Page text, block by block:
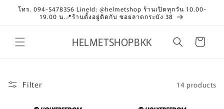
Skip to
content
โทร. 094-5478356 LineId: @helmetshop ร้านเปิดทุกวัน 10.00-
19.00 น.📍ร้านตั้งอยู่ติดกับ ซอยลาดกระบัง 38
HELMETSHOPBKK Cart
Filter 14 products